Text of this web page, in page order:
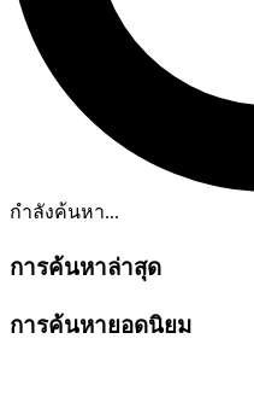
กำลังค้นหา...
การค้นหาล่าสุด
การค้นหายอดนิยม